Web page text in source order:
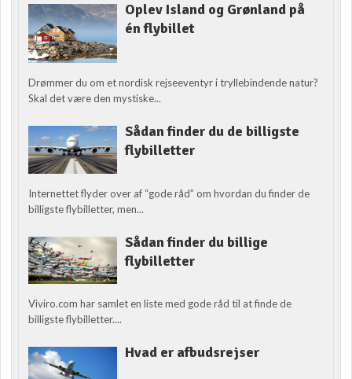
Oplev Island og Grønland på
én flybillet
Drømmer du om et nordisk rejseeventyr i tryllebindende natur?
Skal det være den mystiske...
Sådan finder du de billigste
flybilletter
Internettet flyder over af “gode råd” om hvordan du finder de
billigste flybilletter, men...
Sådan finder du billige
flybilletter
Viviro.com har samlet en liste med gode råd til at finde de
billigste flybilletter....
Hvad er afbudsrejser